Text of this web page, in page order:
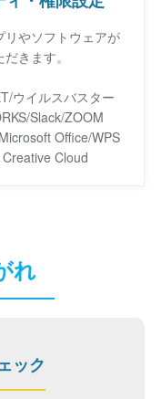
リやソフトウェアが
きます。
ウイルスバスター
Slack/ZOOM
Office/WPS
Cloud
れ
ック